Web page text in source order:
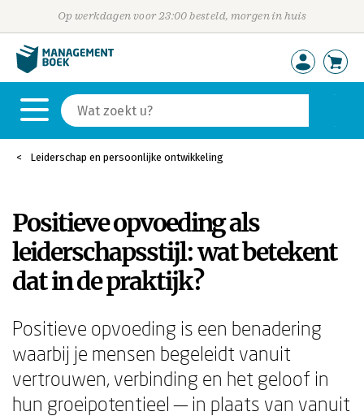
Op werkdagen voor 23:00 besteld, morgen in huis
Leiderschap en persoonlijke ontwikkeling
Positieve opvoeding als
leiderschapsstijl: wat betekent
dat in de praktijk?
Positieve opvoeding is een benadering
waarbij je mensen begeleidt vanuit
vertrouwen, verbinding en het geloof in
hun groeipotentieel — in plaats van vanuit